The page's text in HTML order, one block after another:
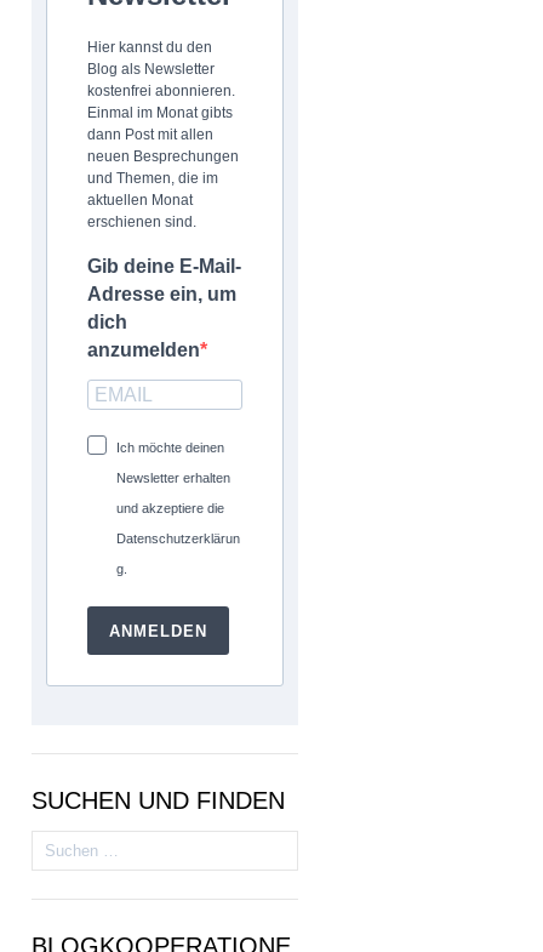
Hier kannst du den
Blog als Newsletter
kostenfrei abonnieren.
Einmal im Monat gibts
dann Post mit allen
neuen Besprechungen
und Themen, die im
aktuellen Monat
erschienen sind.
Gib deine E-Mail-
Adresse ein, um
dich
anzumelden
Ich möchte deinen
Newsletter erhalten
und akzeptiere die
Datenschutzerklärun
g.
ANMELDEN
SUCHEN UND FINDEN
Suchen
nach:
BLOGKOOPERATIONE